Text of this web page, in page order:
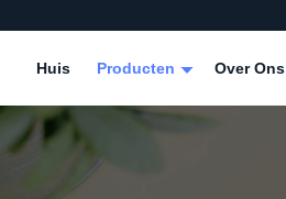
Huis Producten Over Ons